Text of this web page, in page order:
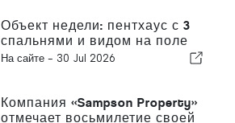
Объект недели: пентхаус с 3
спальнями и видом на поле
для гольфа и море в
На сайте - 30 Jul 2026
Компания «Sampson Property»
отмечает восьмилетие своей